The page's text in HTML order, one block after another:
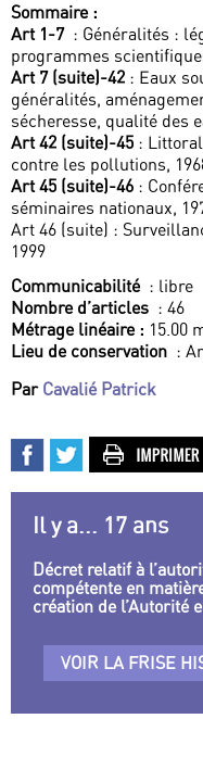
Sommaire :
Art 1-7 : Généralités :
programmes
Art 7 (suite)-42 : Eaux
généralités,
sécheresse, qualité des
Art 42 (suite)-45 :
contre les pollutions,
Art 45 (suite)-46 :
séminaires nationaux,
Art 46 (suite) :
1999
Communicabilité : libre
Nombre d’articles : 46
Métrage linéaire : 15.00
Lieu de conservation :
Par Cavalié Patrick
Il y a... 17 ans
Décret relatif à
compétente en
création de l’Autorité
VOIR LA FRISE